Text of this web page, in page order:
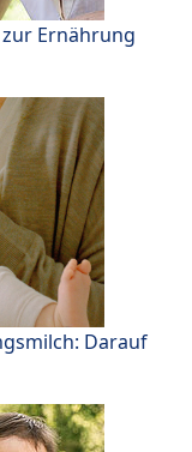
Ernährung
Darauf